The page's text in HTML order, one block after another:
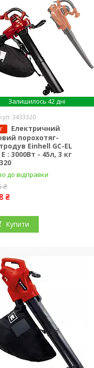
Залишилось 42 дні
3433320
Електричний
порохотяг-
Einhell GC-EL
E : 3000Вт - 45л, 3 кг
до відправки
₴
₴
Купити